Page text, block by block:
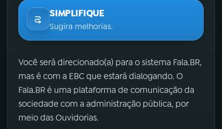
SIMPLIFIQUE
Sugira melhorias.
Você será direcionado(a) para o sistema Fala.BR,
mas é com a EBC que estará dialogando. O
Fala.BR é uma plataforma de comunicação da
sociedade com a administração pública, por
meio das Ouvidorias.